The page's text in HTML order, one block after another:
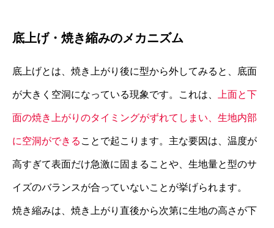
底上げ・焼き縮みのメカニズム
底上げとは、焼き上がり後に型から外してみると、底面
が大きく空洞になっている現象です。これは、 上面と下
面の焼き上がりのタイミングがずれてしまい、生地内部
に空洞ができる ことで起こります。主な要因は、温度が
高すぎて表面だけ急激に固まることや、生地量と型のサ
イズのバランスが合っていないことが挙げられます。
焼き縮みは、焼き上がり直後から次第に生地の高さが下